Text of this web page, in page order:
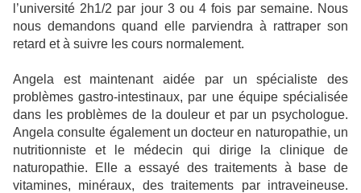
l’université 2h1/2 par jour 3 ou 4 fois par semaine. Nous
nous demandons quand elle parviendra à rattraper son
retard et à suivre les cours normalement.
Angela est maintenant aidée par un spécialiste des
problèmes gastro-intestinaux, par une équipe spécialisée
dans les problèmes de la douleur et par un psychologue.
Angela consulte également un docteur en naturopathie, un
nutritionniste et le médecin qui dirige la clinique de
naturopathie. Elle a essayé des traitements à base de
vitamines, minéraux, des traitements par intraveineuse.